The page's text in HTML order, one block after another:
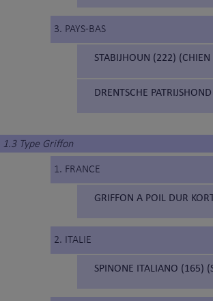
3. PAYS-BAS
STABIJHOUN (222)
DRENTSCHE
1.3 Type Griffon
1. FRANCE
GRIFFON A POIL DUR
2. ITALIE
SPINONE ITALIANO (165)